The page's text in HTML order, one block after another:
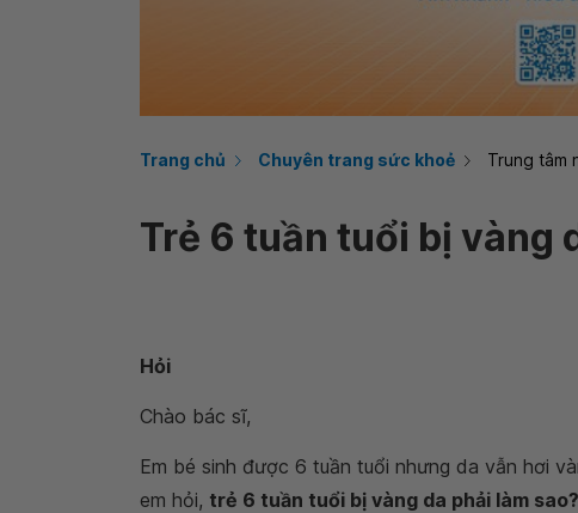
Trang chủ Chuyên trang sức khoẻ Trung tâm
Trẻ 6 tuần tuổi bị vàng
Hỏi
Chào bác sĩ,
Em bé sinh được 6 tuần tuổi nhưng da vẫn hơi
em hỏi, trẻ 6 tuần tuổi bị vàng da phải làm sao?